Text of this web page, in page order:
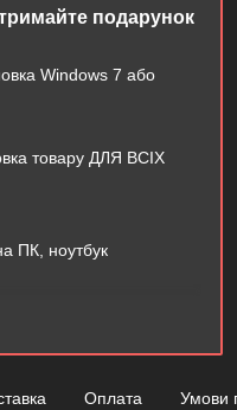
подарунок
Windows 7 або
товару ДЛЯ ВСІХ
ПК, ноутбук
Оплата Умови